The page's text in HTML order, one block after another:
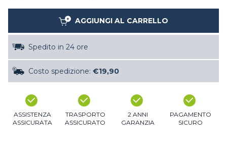
AGGIUNGI AL CARRELLO
Spedito in 24 ore
Costo spedizione: €19,90
ASSISTENZA
ASSICURATA
TRASPORTO
ASSICURATO
2 ANNI
GARANZIA
PAGAMENTO
SICURO